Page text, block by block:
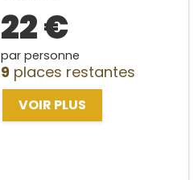
22 €
par personne
9 places restantes
VOIR PLUS